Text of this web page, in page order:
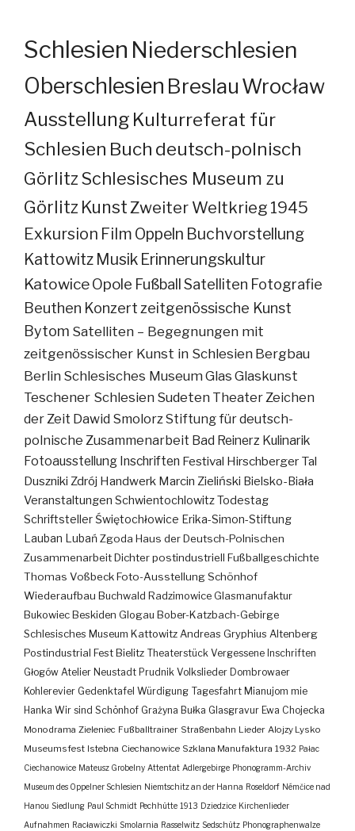
Schlesien Niederschlesien
Oberschlesien Breslau Wrocław
Ausstellung Kulturreferat für
Schlesien Buch deutsch-polnisch
GörlitzSchlesisches Museum zu
Görlitz KunstZweiter Weltkrieg 1945
Exkursion Film Oppeln Buchvorstellung
Kattowitz Musik Erinnerungskultur
KatowiceOpole FußballSatelliten Fotografie
Beuthen Konzertzeitgenössische Kunst
Bytom Satelliten – Begegnungen mit
zeitgenössischer Kunst in Schlesien Bergbau
Berlin Schlesisches MuseumGlas Glaskunst
Teschener Schlesien Sudeten TheaterZeichen
der Zeit Dawid SmolorzStiftung für deutsch-
polnische Zusammenarbeit Bad Reinerz Kulinarik
Fotoausstellung Inschriften Festival Hirschberger Tal
Duszniki Zdrój Handwerk Marcin Zieliński Bielsko-Biała
Veranstaltungen SchwientochlowitzTodestag
SchriftstellerŚwiętochłowice Erika-Simon-Stiftung
Lauban LubańZgoda Haus der Deutsch-Polnischen
ZusammenarbeitDichterpostindustriell Fußballgeschichte
Thomas VoßbeckFoto-AusstellungSchönhof
Wiederaufbau Buchwald Radzimowice Glasmanufaktur
Bukowiec Beskiden Glogau Bober-Katzbach-Gebirge
Schlesisches Museum Kattowitz Andreas Gryphius Altenberg
Postindustrial Fest Bielitz Theaterstück Vergessene Inschriften
Głogów Atelier Neustadt Prudnik Volkslieder Dombrowaer
Kohlerevier Gedenktafel Würdigung Tagesfahrt Mianujom mie
Hanka Wir sind Schönhof Grażyna Bułka Glasgravur Ewa Chojecka
Monodrama Zieleniec Fußballtrainer Straßenbahn Lieder Alojzy Lysko
Museumsfest Istebna Ciechanowice Szklana Manufaktura 1932 Pałac
Ciechanowice Mateusz Grobelny Attentat Adlergebirge Phonogramm-Archiv
Museum des Oppelner Schlesien Niemtschitz an der Hanna Roseldorf Némčice nad
Hanou Siedlung Paul Schmidt Pechhütte 1913 Dziedzice Kirchenlieder
Aufnahmen Racławiczki Smolarnia Rasselwitz Sedschütz Phonographenwalze